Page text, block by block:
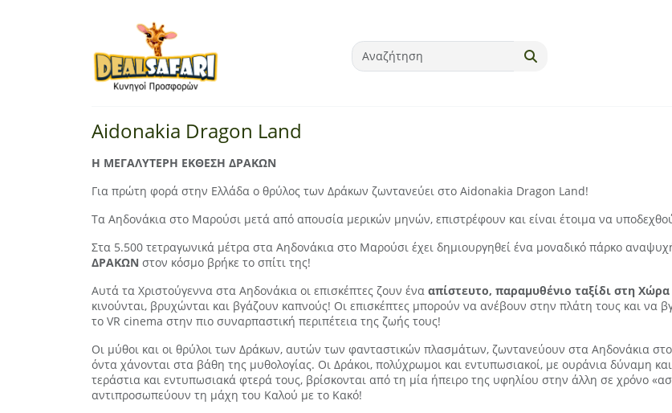
Aidonakia Dragon Land
Η ΜΕΓΑΛΥΤΕΡΗ ΕΚΘΕΣΗ ΔΡΑΚΩΝ
Για πρώτη φορά στην Ελλάδα ο θρύλος των Δράκων ζωντανεύει στο Aidonakia Dragon Land!
Τα Αηδονάκια στο Μαρούσι μετά από απουσία μερικών μηνών, επιστρέφουν και είναι έτοιμα να
Στα 5.500 τετραγωνικά μέτρα στα Αηδονάκια στο Μαρούσι έχει δημιουργηθεί ένα μοναδικό πάρκο
ΔΡΑΚΩΝ στον κόσμο βρήκε το σπίτι της!
Αυτά τα Χριστούγεννα στα Αηδονάκια οι επισκέπτες ζουν ένα απίστευτο, παραμυθένιο ταξίδι στη
κινούνται, βρυχώνται και βγάζουν καπνούς! Οι επισκέπτες μπορούν να ανέβουν στην πλάτη τους και να
το VR cinema στην πιο συναρπαστική περιπέτεια της ζωής τους!
Οι μύθοι και οι θρύλοι των Δράκων, αυτών των φανταστικών πλασμάτων, ζωντανεύουν στα Αηδονάκια
όντα χάνονται στα βάθη της μυθολογίας. Οι Δράκοι, πολύχρωμοι και εντυπωσιακοί, με ουράνια δύναμη
τεράστια και εντυπωσιακά φτερά τους, βρίσκονται από τη μία ήπειρο της υφηλίου στην άλλη σε χρόνο
αντιπροσωπεύουν τη μάχη του Καλού με το Κακό!